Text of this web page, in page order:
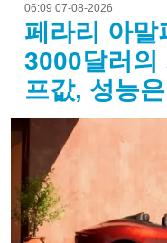
06:09 07-08-2026
페라리 아
3000달러의
프값, 성능